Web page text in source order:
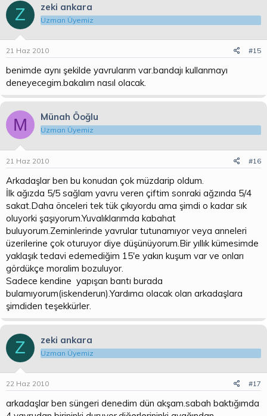
Z zeki ankara
Uzman Üyemiz
21 Haz 2010 #15
benimde aynı şekilde yavrularım var.bandajı kullanmayı
deneyecegim.bakalım nasıl olacak.
M Münah Öoğlu
Uzman Üyemiz
21 Haz 2010 #16
Arkadaşlar ben bu konudan çok müzdarip oldum.
İlk ağızda 5/5 sağlam yavru veren çiftim sonraki ağzında 5/4
sakat.Daha önceleri tek tük çıkıyordu ama şimdi o kadar sık
oluyorki şaşıyorum.Yuvalıklarımda kabahat
buluyorum.Zeminlerinde yavrular tutunamıyor veya anneleri
üzerilerine çok oturuyor diye düşünüyorum.Bir yıllık kümesimde
yaklaşık tedavi edemediğim 15'e yakın kuşum var ve onları
gördükçe moralim bozuluyor.
Sadece kendine yapışan bantı burada
bulamıyorum(iskenderun).Yardımcı olacak olan arkadaşlara
şimdiden teşekkürler.
Z zeki ankara
Uzman Üyemiz
22 Haz 2010 #17
arkadaşlar ben süngeri denedim dün akşam.sabah baktığımda